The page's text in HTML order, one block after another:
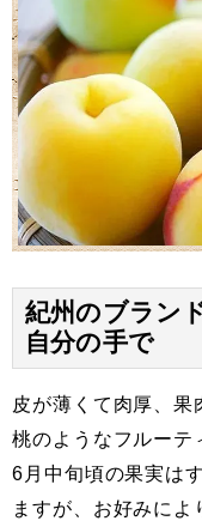
紀州のブラン
自分の手で
皮が薄くて肉厚、果
桃のようなフルーテ
6月中旬頃の果実は
ますが、お好みに